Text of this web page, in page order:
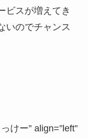
ビスが増えてき
いのでチャンス
けー” align=”left”